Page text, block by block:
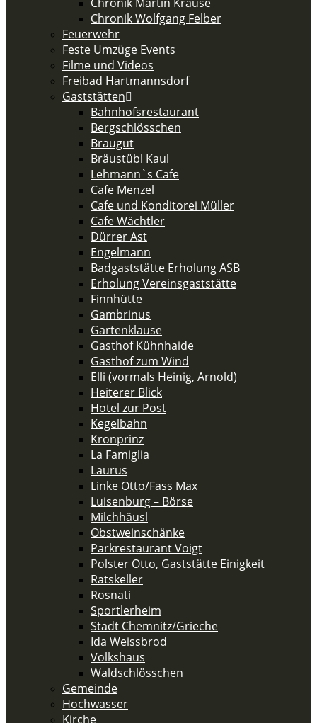
Chronik Wolfgang Felber
Feuerwehr
Feste Umzüge Events
Filme und Videos
Freibad Hartmannsdorf
Gaststätten
Bahnhofsrestaurant
Bergschlösschen
Braugut
Bräustübl Kaul
Lehmann`s Cafe
Cafe Menzel
Cafe und Konditorei Müller
Cafe Wächtler
Dürrer Ast
Engelmann
Badgaststätte Erholung ASB
Erholung Vereinsgaststätte
Finnhütte
Gambrinus
Gartenklause
Gasthof Kühnhaide
Gasthof zum Wind
Elli (vormals Heinig, Arnold)
Heiterer Blick
Hotel zur Post
Kegelbahn
Kronprinz
La Famiglia
Laurus
Linke Otto/Fass Max
Luisenburg – Börse
Milchhäusl
Obstweinschänke
Parkrestaurant Voigt
Polster Otto, Gaststätte Einigkeit
Ratskeller
Rosnati
Sportlerheim
Stadt Chemnitz/Grieche
Ida Weissbrod
Volkshaus
Waldschlösschen
Gemeinde
Hochwasser
Kirche